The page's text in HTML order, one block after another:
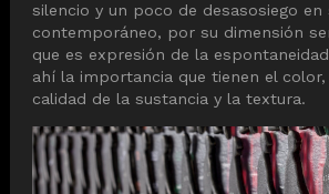
silencio y un poco de desasosiego en
contemporáneo, por su dimensión
que es expresión de la
ahí la importancia que tienen el color,
calidad de la sustancia y la textura.